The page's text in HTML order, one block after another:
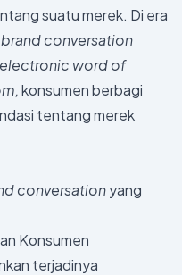
suatu merek. Di era
brand conversation
electronic word of
konsumen berbagi
tentang merek
conversationyang
Konsumen
terjadinya